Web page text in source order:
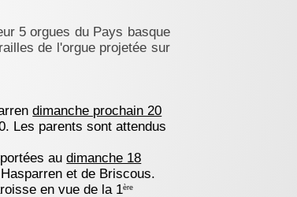
5 orgues du Pays basque
de l'orgue projetée sur
dimanche prochain 20
Les parents sont attendus
audimanche 18
et de Briscous.
en vue de la 1ère